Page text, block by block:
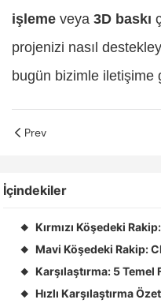
işleme veya 3D baskı
projenizi nasıl
bugün bizimle iletişime
Prev
İçindekiler
◆ Kırmızı Köşedeki
◆ Mavi Köşedeki Rakip:
◆ Karşılaştırma: 5 Temel
◆ Hızlı Karşılaştırma